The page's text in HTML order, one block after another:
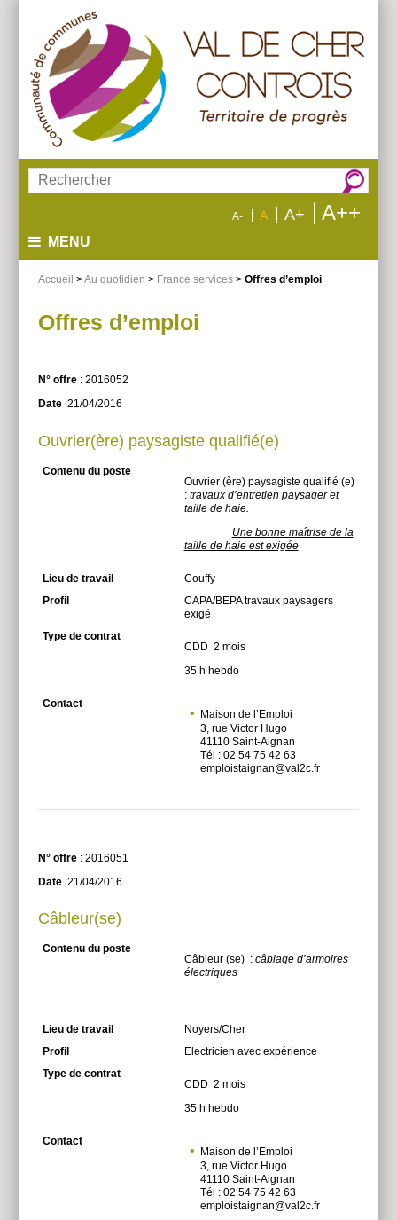
menu
contenu
recherche
Rechercher :
A- A A+ A++
MENU
Accueil >Au quotidien > France services> Offres d’emploi
Offres d’emploi
N° offre: 2016052
Date:21/04/2016
Ouvrier(ère) paysagiste qualifié(e)
Contenu du poste
Ouvrier (ère) paysagiste qualifié (e)
: travaux d’entretien paysager et
taille de haie.
Une bonne maîtrise de la
taille de haie est exigée
Lieu de travail
Couffy
Profil
CAPA/BEPA travaux paysagers
exigé
Type de contrat
CDD 2 mois
35 h hebdo
Contact
Maison de l’Emploi
3, rue Victor Hugo
41110 Saint-Aignan
Tél : 02 54 75 42 63
emploistaignan@val2c.fr
N° offre: 2016051
Date:21/04/2016
Câbleur(se)
Contenu du poste
Câbleur (se) : câblage d’armoires
électriques
Lieu de travail
Noyers/Cher
Profil
Electricien avec expérience
Type de contrat
CDD 2 mois
35 h hebdo
Contact
Maison de l’Emploi
3, rue Victor Hugo
41110 Saint-Aignan
Tél : 02 54 75 42 63
emploistaignan@val2c.fr
Plus
Plus
Plus